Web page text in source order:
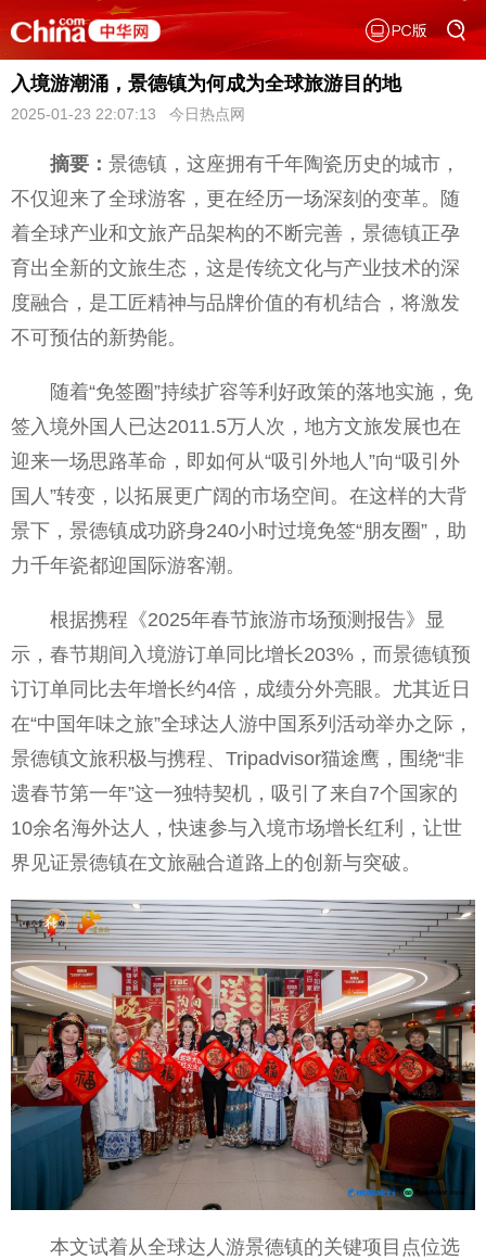
入境游潮涌，景德镇为何成为全球旅游目的地
2025-01-23 22:07:13 今日热点网
摘要： 景德镇，这座拥有千年陶瓷历史的城市，
不仅迎来了全球游客，更在经历一场深刻的变革。随
着全球产业和文旅产品架构的不断完善，景德镇正孕
育出全新的文旅生态，这是传统文化与产业技术的深
度融合，是工匠精神与品牌价值的有机结合，将激发
不可预估的新势能。
随着“免签圈”持续扩容等利好政策的落地实施，免
签入境外国人已达2011.5万人次，地方文旅发展也在
迎来一场思路革命，即如何从“吸引外地人”向“吸引外
国人”转变，以拓展更广阔的市场空间。在这样的大背
景下，景德镇成功跻身240小时过境免签“朋友圈”，助
力千年瓷都迎国际游客潮。
根据携程《2025年春节旅游市场预测报告》显
示，春节期间入境游订单同比增长203%，而景德镇预
订订单同比去年增长约4倍，成绩分外亮眼。尤其近日
在“中国年味之旅”全球达人游中国系列活动举办之际，
景德镇文旅积极与携程、Tripadvisor猫途鹰，围绕“非
遗春节第一年”这一独特契机，吸引了来自7个国家的
10余名海外达人，快速参与入境市场增长红利，让世
界见证景德镇在文旅融合道路上的创新与突破。
本文试着从全球达人游景德镇的关键项目点位选